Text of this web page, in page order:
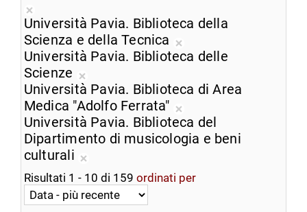
ricerca
corrente
Rimuovi
dalla
ricerca
corrente
Università Pavia. Biblioteca della
Scienza e della Tecnica
Rimuovi
ricerca
corrente
Università Pavia. Biblioteca delle
Scienze
Rimuovi
dalla
ricerca
corrente
Università Pavia. Biblioteca di Area
Medica "Adolfo Ferrata"
Rimuovi
dalla
Università Pavia. Biblioteca del
Dipartimento di musicologia e beni
culturali
Rimuovi
dalla
ricerca
Risultati 1 - 10 di 159 ordinati per